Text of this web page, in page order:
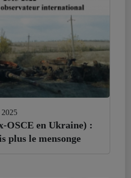
2025
OSCE en Ukraine) :
plus le mensonge